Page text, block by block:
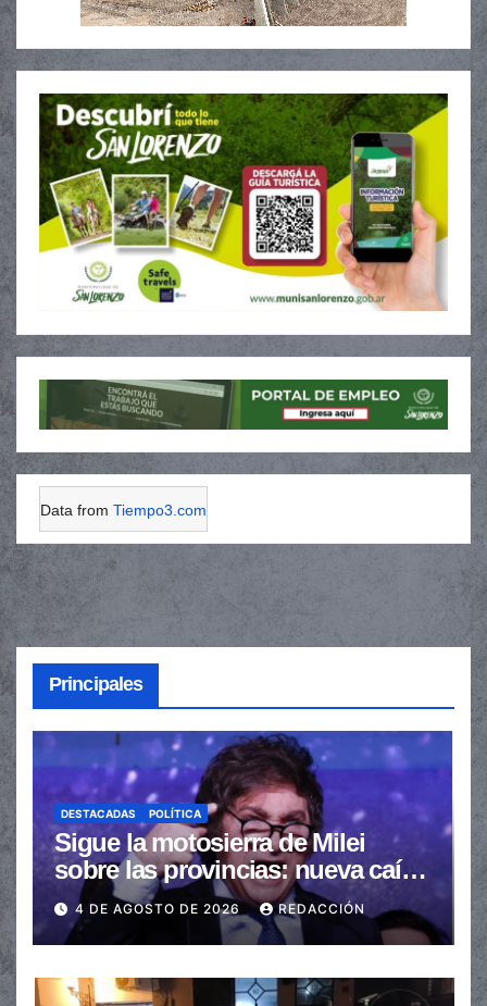
Data from Tiempo3.com
Principales
DESTACADAS POLÍTICA
Sigue la motosierra de Milei
sobre las provincias: nueva caída
de las transferencias no
automáticas
4 DE AGOSTO DE 2026 REDACCIÓN